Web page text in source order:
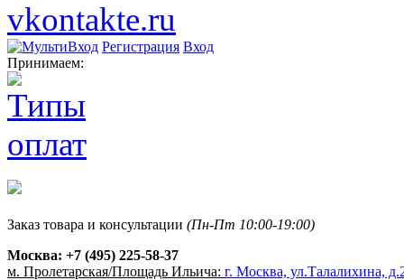
vkontakte.ru
Регистрация Вход
Принимаем:
Заказ товара и консультации (Пн-Пт 10:00-19:00)
Москва: +7 (495) 225-58-37
м. Пролетарская/Площадь Ильича: г. Москва, ул.Талалихина,